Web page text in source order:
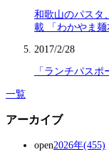
和歌山のパスタ
載 「わかやま麺
2017/2/28
「ランチパス
一覧
アーカイブ
open2026年(455)